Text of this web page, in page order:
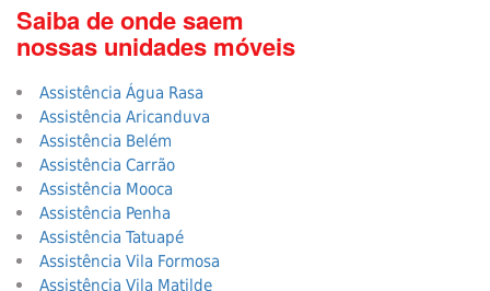
Saiba de onde saem
nossas unidades móveis
Assistência Água Rasa
Assistência Aricanduva
Assistência Belém
Assistência Carrão
Assistência Mooca
Assistência Penha
Assistência Tatuapé
Assistência Vila Formosa
Assistência Vila Matilde